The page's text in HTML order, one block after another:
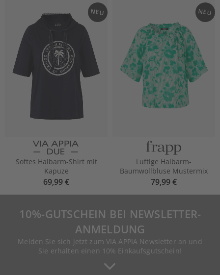
NEU
Softes Halbarm-Shirt mit
Kapuze
69,99 €
NEU
Luftige Halbarm-
Baumwollbluse Mustermix
79,99 €
10%-GUTSCHEIN BEI NEWSLETTER-
ANMELDUNG
Melden Sie sich jetzt zum VIA APPIA Newsletter an und
Sie erhalten einen 10% Einkaufsgutschein!